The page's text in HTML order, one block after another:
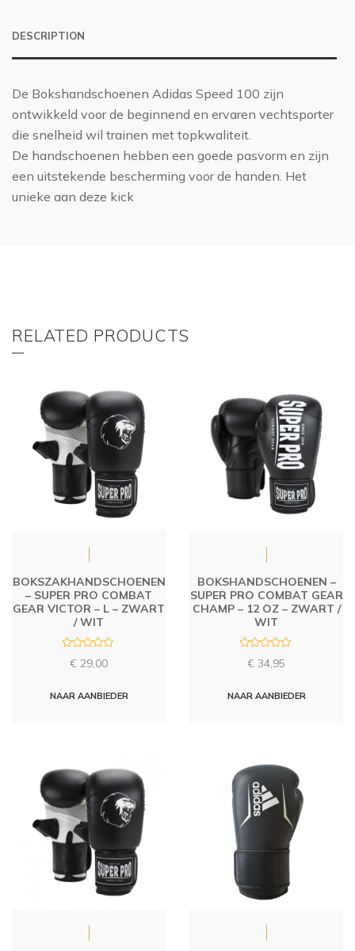
DESCRIPTION
De Bokshandschoenen Adidas Speed 100 zijn
ontwikkeld voor de beginnend en ervaren vechtsporter
die snelheid wil trainen met topkwaliteit.
De handschoenen hebben een goede pasvorm en zijn
een uitstekende bescherming voor de handen. Het
unieke aan deze kick
RELATED PRODUCTS
BOKSZAKHANDSCHOENEN
– SUPER PRO COMBAT
GEAR VICTOR – L – ZWART
/ WIT
d
€ 29,00
NAAR AANBIEDER
BOKSHANDSCHOENEN –
SUPER PRO COMBAT GEAR
CHAMP – 12 OZ – ZWART /
WIT
d
€ 34,95
NAAR AANBIEDER